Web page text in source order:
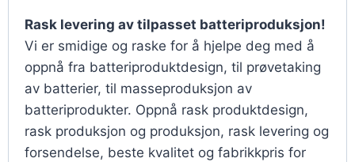
Rask levering av tilpasset batteriproduksjon!
Vi er smidige og raske for å hjelpe deg med å
oppnå fra batteriproduktdesign, til prøvetaking
av batterier, til masseproduksjon av
batteriprodukter. Oppnå rask produktdesign,
rask produksjon og produksjon, rask levering og
forsendelse, beste kvalitet og fabrikkpris for